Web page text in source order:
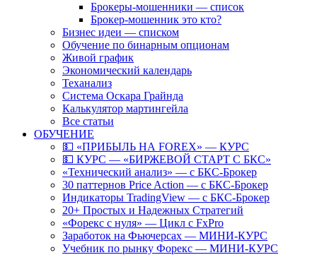
Брокеры-мошенники — список
Брокер-мошенник это кто?
Бизнес идеи — списком
Обучение по бинарным опционам
Живой график
Экономический календарь
Теханализ
Система Оскара Грайнда
Калькулятор мартингейла
Все статьи
ОБУЧЕНИЕ
💵 «ПРИБЫЛЬ НА FOREX» — КУРС
💵 КУРС — «БИРЖЕВОЙ СТАРТ С БКС»
«Технический анализ» — с БКС-Брокер
30 паттернов Price Action — с БКС-Брокер
Индикаторы TradingView — с БКС-Брокер
20+ Простых и Надежных Стратегий
«Форекс с нуля» — Цикл с FxPro
Заработок на Фьючерсах — МИНИ-КУРС
Учебник по рынку Форекс — МИНИ-КУРС